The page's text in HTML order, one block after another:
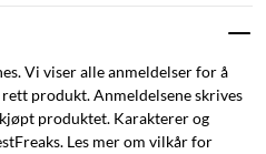
Vi viser alle anmeldelser for å
produkt. Anmeldelsene skrives
produktet. Karakterer og
Les mer om vilkår for